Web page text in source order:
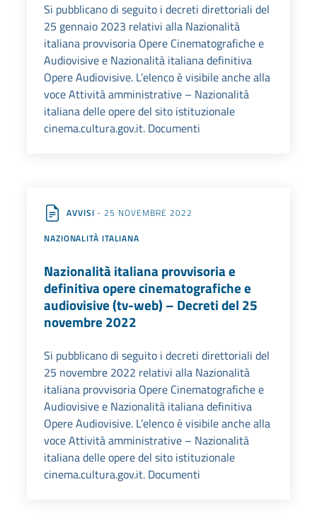
Si pubblicano di seguito i decreti direttoriali del
25 gennaio 2023 relativi alla Nazionalità
italiana provvisoria Opere Cinematografiche e
Audiovisive e Nazionalità italiana definitiva
Opere Audiovisive. L’elenco è visibile anche alla
voce Attività amministrative – Nazionalità
italiana delle opere del sito istituzionale
cinema.cultura.gov.it. Documenti
AVVISI - 25 NOVEMBRE 2022
NAZIONALITÀ ITALIANA
Nazionalità italiana provvisoria e
definitiva opere cinematografiche e
audiovisive (tv-web) – Decreti del 25
novembre 2022
Si pubblicano di seguito i decreti direttoriali del
25 novembre 2022 relativi alla Nazionalità
italiana provvisoria Opere Cinematografiche e
Audiovisive e Nazionalità italiana definitiva
Opere Audiovisive. L’elenco è visibile anche alla
voce Attività amministrative – Nazionalità
italiana delle opere del sito istituzionale
cinema.cultura.gov.it. Documenti